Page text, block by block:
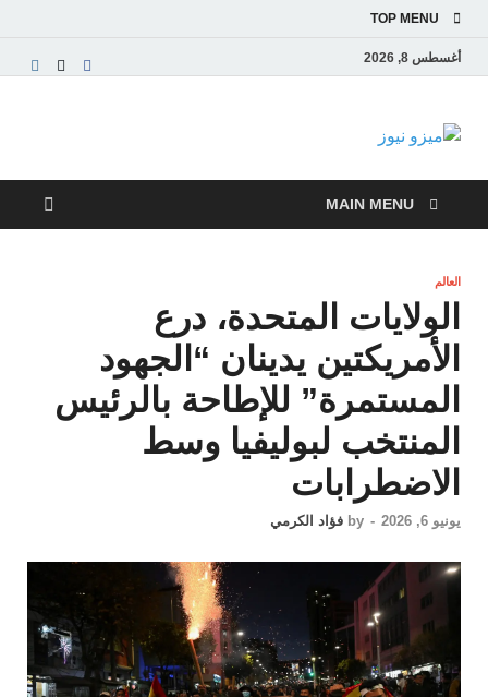
TOP MENU
أغسطس 8, 2026
ميزو نيوز
والاقتصادية
MAIN MENU
العالم
الولايات المتحدة، درع
الأمريكتين يدينان “الجهود
المستمرة” للإطاحة بالرئيس
المنتخب لبوليفيا وسط
الاضطرابات
يونيو 6, 2026 -
by فؤاد الكرمي